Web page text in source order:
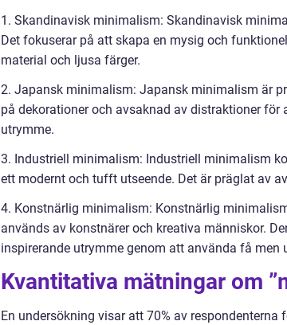
1. Skandinavisk minimalism: Skandinavisk
Det fokuserar på att skapa en mysig och
material och ljusa färger.
2. Japansk minimalism: Japansk minimalism är
på dekorationer och avsaknad av distraktioner
utrymme.
3. Industriell minimalism: Industriell minimalism
ett modernt och tufft utseende. Det är präglat av
4. Konstnärlig minimalism: Konstnärlig
används av konstnärer och kreativa människor.
inspirerande utrymme genom att använda få men
Kvantitativa mätningar om
En undersökning visar att 70% av